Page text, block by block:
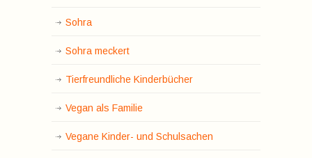
Sohra
Sohra meckert
Tierfreundliche Kinderbücher
Vegan als Familie
Vegane Kinder- und Schulsachen